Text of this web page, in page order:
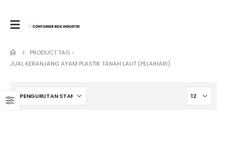
PRODUCT TAG -
JUAL KERANJANG AYAM PLASTIK TANAH LAUT (PELAIHARI)